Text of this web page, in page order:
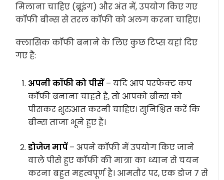
मिलाना चाहिए (ब्रूइंग) और अंत में, उपयोग किए गए
कॉफी बीन्स से तरल कॉफी को अलग करना चाहिए।
क्लासिक कॉफी बनाने के लिए कुछ टिप्स यहां दिए
गए हैं:
अपनी कॉफी को पीसें– यदि आप परफेक्ट कप
कॉफी बनाना चाहते हैं, तो आपको बीन्स को
पीसकर शुरुआत करनी चाहिए। सुनिश्चित करें कि
बीन्स ताजा भूने हुए हैं।
डोजेज मापें– अपने कॉफी में उपयोग किए जाने
वाले पीसे हुए कॉफी की मात्रा का ध्यान से चयन
करना बहुत महत्वपूर्ण है। आमतौर पर, एक डोज 7 से